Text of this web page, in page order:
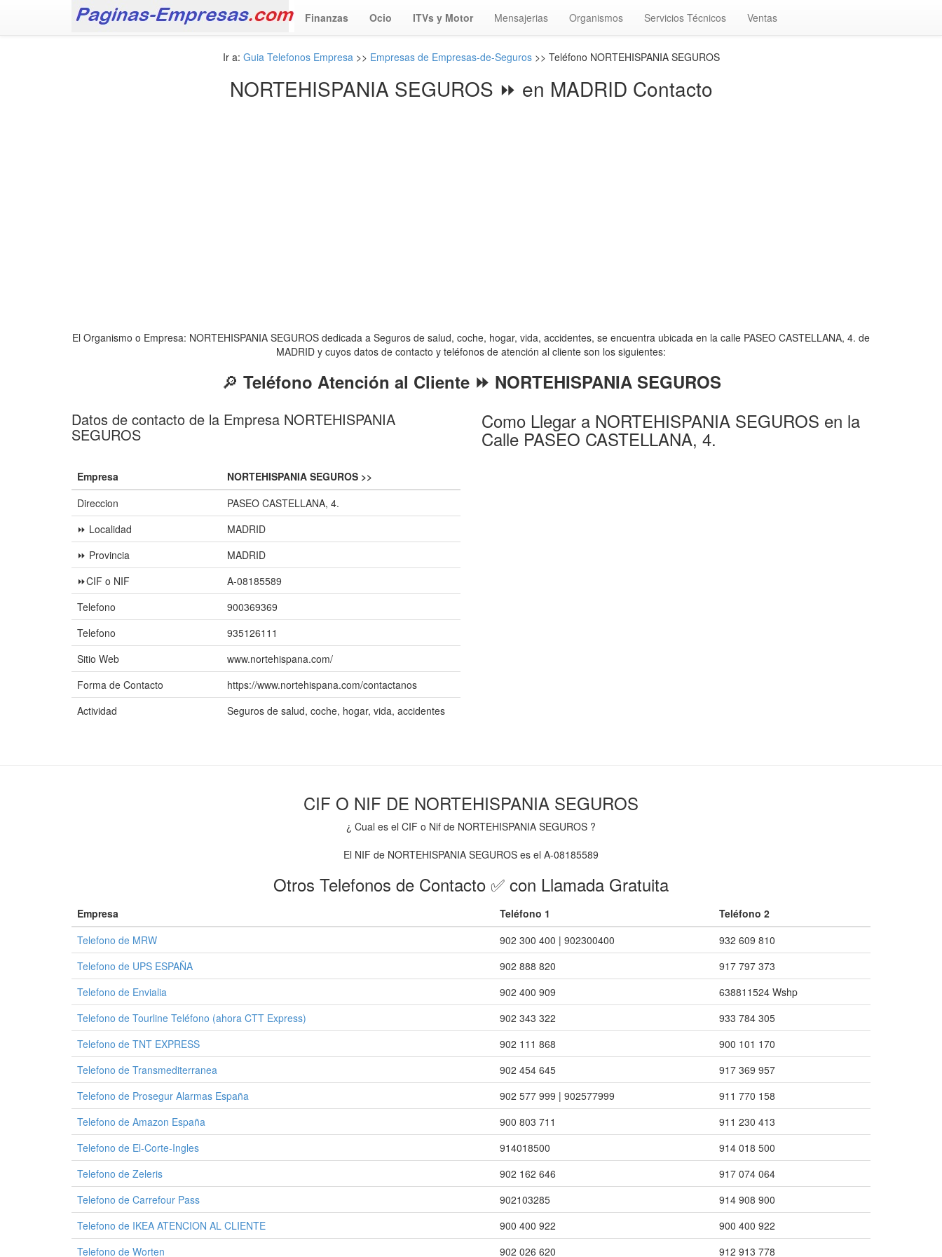
Finanzas Ocio ITVs y Motor Mensajerias Organismos Servicios Técnicos Ventas
Ir a: Guia Telefonos Empresa>> Empresas de Empresas-de-Seguros>> Teléfono NORTEHISPANIA SEGUROS
NORTEHISPANIA SEGUROS ⏩ en MADRID Contacto
El Organismo o Empresa: NORTEHISPANIA SEGUROS dedicada a Seguros de salud, coche, hogar, vida, accidentes, se encuentra ubicada en la calle PASEO CASTELLANA, 4. de
MADRID y cuyos datos de contacto y teléfonos de atención al cliente son los siguientes:
🔎 Teléfono Atención al Cliente ⏩ NORTEHISPANIA SEGUROS
Datos de contacto de la Empresa NORTEHISPANIA
SEGUROS
Empresa
NORTEHISPANIA SEGUROS >>
Direccion
PASEO CASTELLANA, 4.
⏩ Localidad
MADRID
⏩ Provincia
MADRID
⏩CIF o NIF
A-08185589
Telefono
900369369
Telefono
935126111
Sitio Web
www.nortehispana.com/
Forma de Contacto
https://www.nortehispana.com/contactanos
Actividad
Seguros de salud, coche, hogar, vida, accidentes
Como Llegar a NORTEHISPANIA SEGUROS en la
Calle PASEO CASTELLANA, 4.
CIF O NIF DE NORTEHISPANIA SEGUROS
¿ Cual es el CIF o Nif de NORTEHISPANIA SEGUROS ?
El NIF de NORTEHISPANIA SEGUROS es el A-08185589
Otros Telefonos de Contacto ✅ con Llamada Gratuita
Empresa Teléfono 1
Teléfono 2
Telefono de MRW
902 300 400 | 902300400
932 609 810
Telefono de UPS ESPAÑA
902 888 820
917 797 373
Telefono de Envialia
902 400 909
638811524 Wshp
Telefono de Tourline Teléfono (ahora CTT Express)
902 343 322
933 784 305
Telefono de TNT EXPRESS
902 111 868
900 101 170
Telefono de Transmediterranea
902 454 645
917 369 957
Telefono de Prosegur Alarmas España
902 577 999 | 902577999
911 770 158
Telefono de Amazon España
900 803 711
911 230 413
Telefono de El-Corte-Ingles
914018500
914 018 500
Telefono de Zeleris
902 162 646
917 074 064
Telefono de Carrefour Pass
902103285
914 908 900
Telefono de IKEA ATENCION AL CLIENTE
900 400 922
900 400 922
Telefono de Worten
902 026 620 912 913 778